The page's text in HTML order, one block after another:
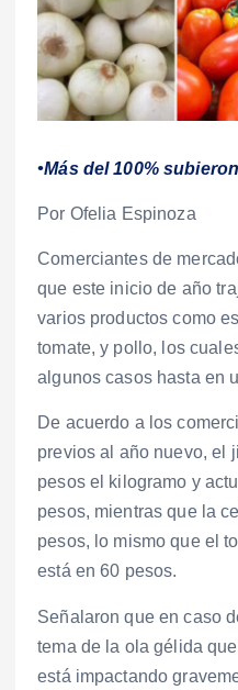
•Más del 100%
Por Ofelia Espinoza
Comerciantes de
que este inicio de año
varios productos como
tomate, y pollo, los
algunos casos hasta en
De acuerdo a los
previos al año nuevo, el
pesos el kilogramo y
pesos, mientras que la
pesos, lo mismo que el
está en 60 pesos.
Señalaron que en caso
tema de la ola gélida
está impactando